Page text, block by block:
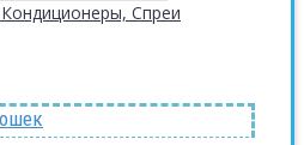
Спреи